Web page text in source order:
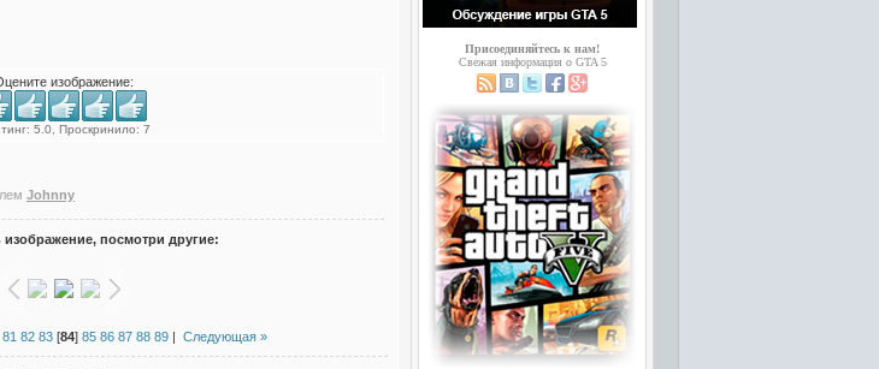
Присоединяйтесь к нам!
Свежая информация о GTA 5
изображение:
5.0, Проскринило: 7
Johnny
посмотри другие:
81 82 83 [84] 85 86 87 88 89 | Следующая »